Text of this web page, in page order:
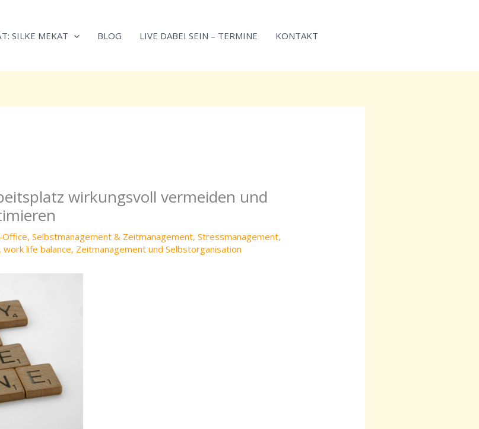
SILKE MEKAT BLOG LIVE DABEI SEIN – TERMINE KONTAKT
wirkungsvoll vermeiden und
,Selbstmanagement & Zeitmanagement,Stressmanagement,
,work life balance, Zeitmanagement und Selbstorganisation